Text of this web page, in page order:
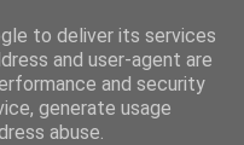
Río
to deliver its services
and user-agent are
and security
generate usage
abuse.